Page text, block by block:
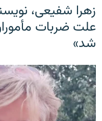
زهرا شفیعی،
علت ضربات
شد»